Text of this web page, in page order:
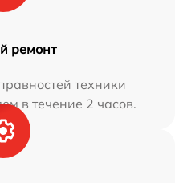
ремонт
техники
в течение 2 часов.